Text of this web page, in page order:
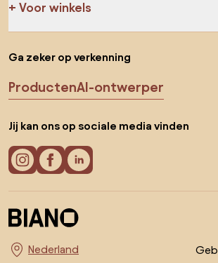
Voor winkels
Ga zeker op verkenning
ProductenAI-ontwerper
Jij kan ons op sociale media vinden
Kies land